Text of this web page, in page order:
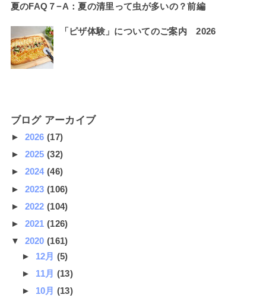
夏のFAQ７−A：夏の清里って虫が多いの？前編
「ピザ体験」についてのご案内 2026
ブログ アーカイブ
► 2026(17)
► 2025(32)
► 2024(46)
► 2023(106)
► 2022(104)
► 2021(126)
▼ 2020(161)
► 12月 (5)
► 11月 (13)
► 10月 (13)